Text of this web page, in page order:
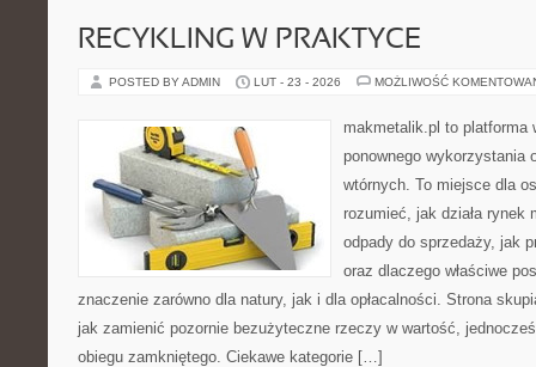
RECYKLING W PRAKTYCE
POSTED BY ADMIN LUT - 23 - 2026 MOŻLIWOŚĆ
makmetalik.pl to platforma
ponownego wykorzystania
wtórnych. To miejsce dla
rozumieć, jak działa rynek
odpady do sprzedaży, jak
oraz dlaczego właściwe
znaczenie zarówno dla natury, jak i dla opłacalności. Strona
jak zamienić pozornie bezużyteczne rzeczy w wartość,
obiegu zamkniętego. Ciekawe kategorie […]